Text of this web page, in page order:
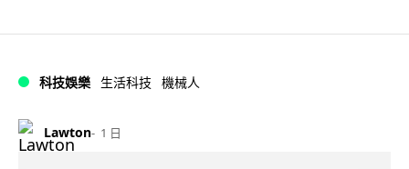
科技娛樂 生活科技 機械人
Lawton 1 日